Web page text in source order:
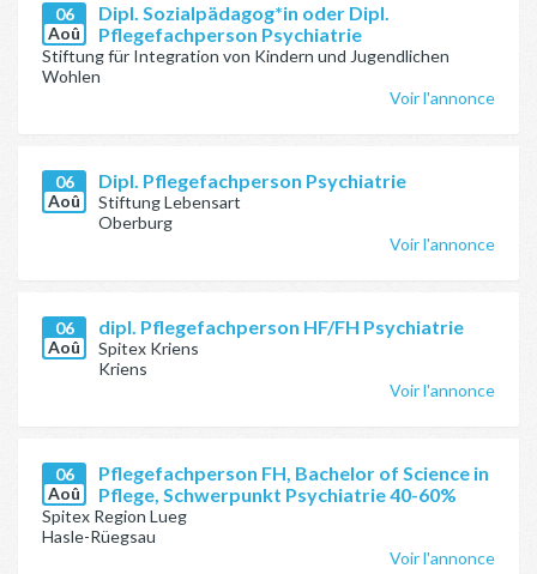
06
Aoû
Dipl. Sozialpädagog*in oder Dipl.
Pflegefachperson Psychiatrie
Stiftung für Integration von Kindern und Jugendlichen
Wohlen
Voir l'annonce
06
Aoû
Dipl. Pflegefachperson Psychiatrie
Stiftung Lebensart
Oberburg
Voir l'annonce
06
Aoû
dipl. Pflegefachperson HF/FH Psychiatrie
Spitex Kriens
Kriens
Voir l'annonce
06
Aoû
Pflegefachperson FH, Bachelor of Science in
Pflege, Schwerpunkt Psychiatrie 40-60%
Spitex Region Lueg
Hasle-Rüegsau
Voir l'annonce